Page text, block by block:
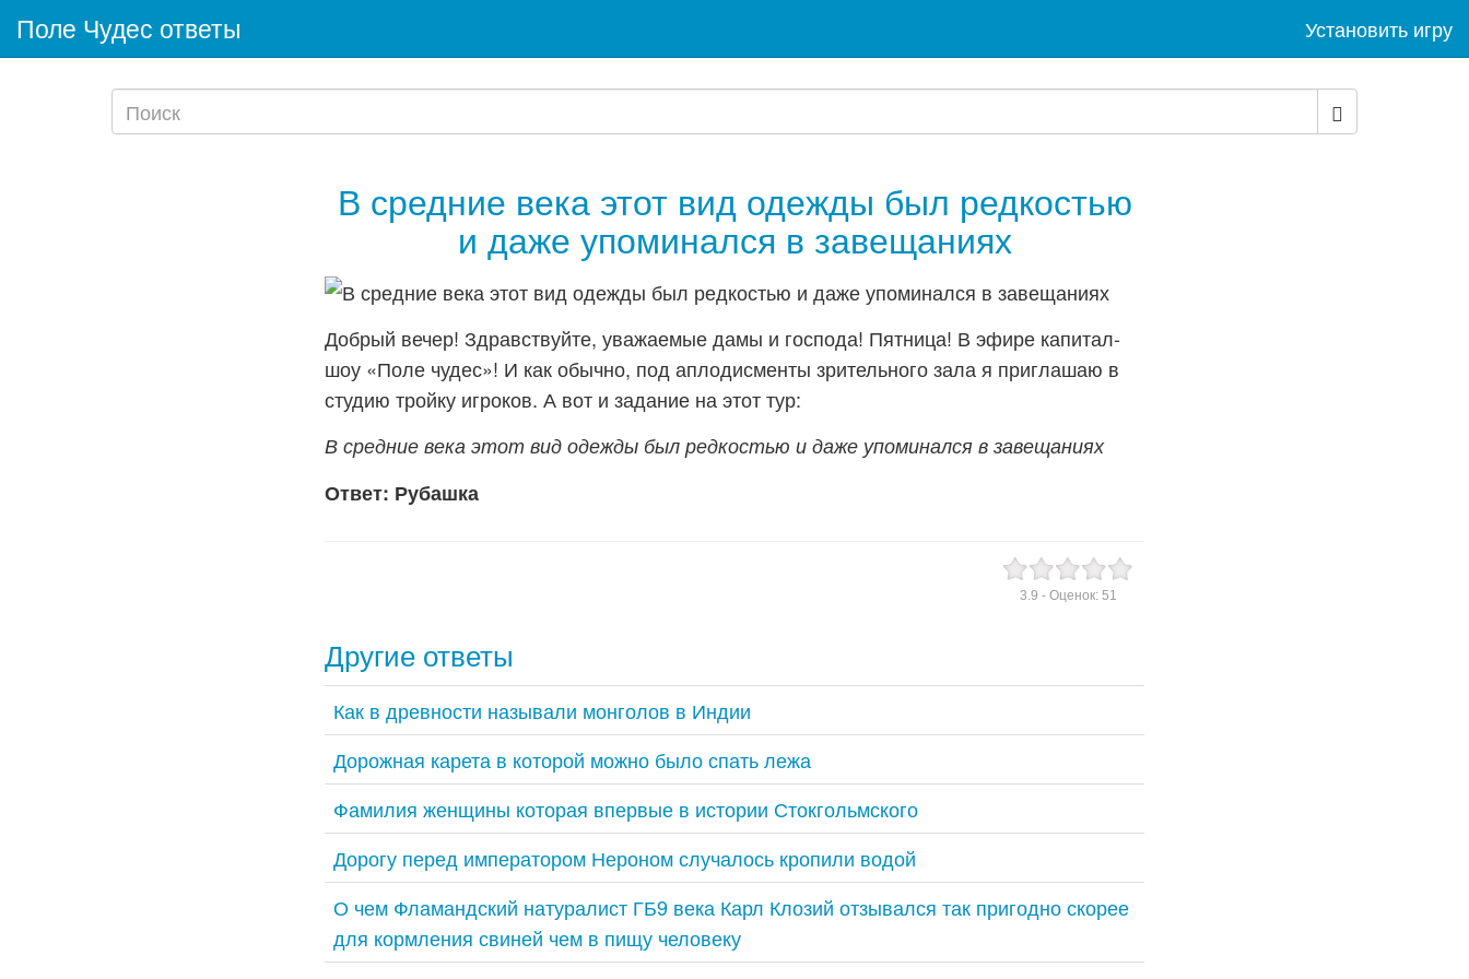
Поле Чудес ответы Установить игру
В средние века этот вид одежды был редкостью
и даже упоминался в завещаниях
Добрый вечер! Здравствуйте, уважаемые дамы и господа! Пятница! В эфире капитал-
шоу «Поле чудес»! И как обычно, под аплодисменты зрительного зала я приглашаю в
студию тройку игроков. А вот и задание на этот тур:
В средние века этот вид одежды был редкостью и даже упоминался в завещаниях
Ответ: Рубашка
3.9 - Оценок: 51
Другие ответы
Как в древности называли монголов в Индии
Дорожная карета в которой можно было спать лежа
Фамилия женщины которая впервые в истории Стокгольмского
Дорогу перед императором Нероном случалось кропили водой
О чем Фламандский натуралист ГБ9 века Карл Клозий отзывался так пригодно скорее
для кормления свиней чем в пищу человеку